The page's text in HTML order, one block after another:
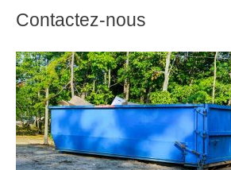
Contactez-nous